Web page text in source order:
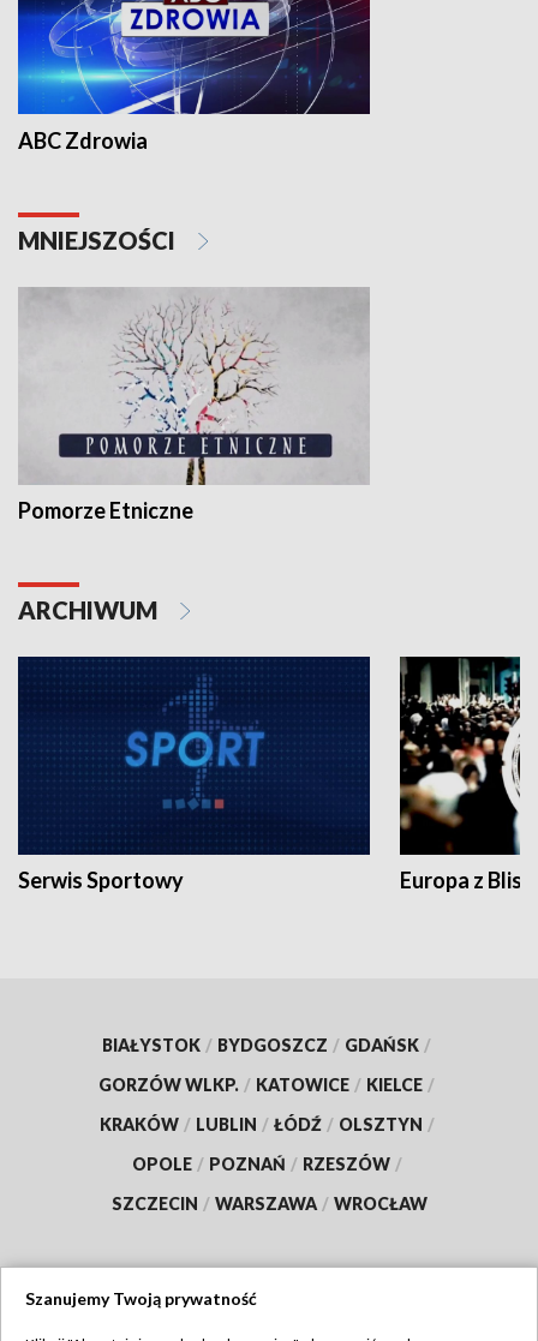
ABC Zdrowia
MNIEJSZOŚCI
Pomorze Etniczne
ARCHIWUM
Serwis Sportowy Europa z
BIAŁYSTOK / BYDGOSZCZ / GDAŃSK /
GORZÓW WLKP. / KATOWICE / KIELCE /
KRAKÓW / LUBLIN / ŁÓDŹ / OLSZTYN /
OPOLE / POZNAŃ / RZESZÓW /
SZCZECIN / WARSZAWA / WROCŁAW
Szanujemy Twoją prywatność